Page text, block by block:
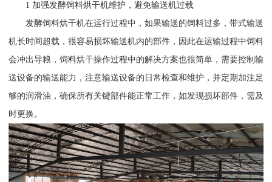
1 加强发酵饲料烘干机维护，避免输送机过载
发酵饲料烘干机在运行过程中，如果输送的饲料过多，带式输送
机长时间超载，很容易损坏输送机内的部件，因此在运输过程中饲料
会冲出导粮，饲料烘干操作过程中的解决方案也很简单，需要控制输
送设备的输送能力，注意输送设备的日常检查和维护，并定期加注足
够的润滑油，确保所有关键部件能正常工作，如发现损坏部件，需及
时更换。